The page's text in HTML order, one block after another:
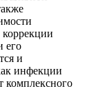
его
и
инфекции
комплексного